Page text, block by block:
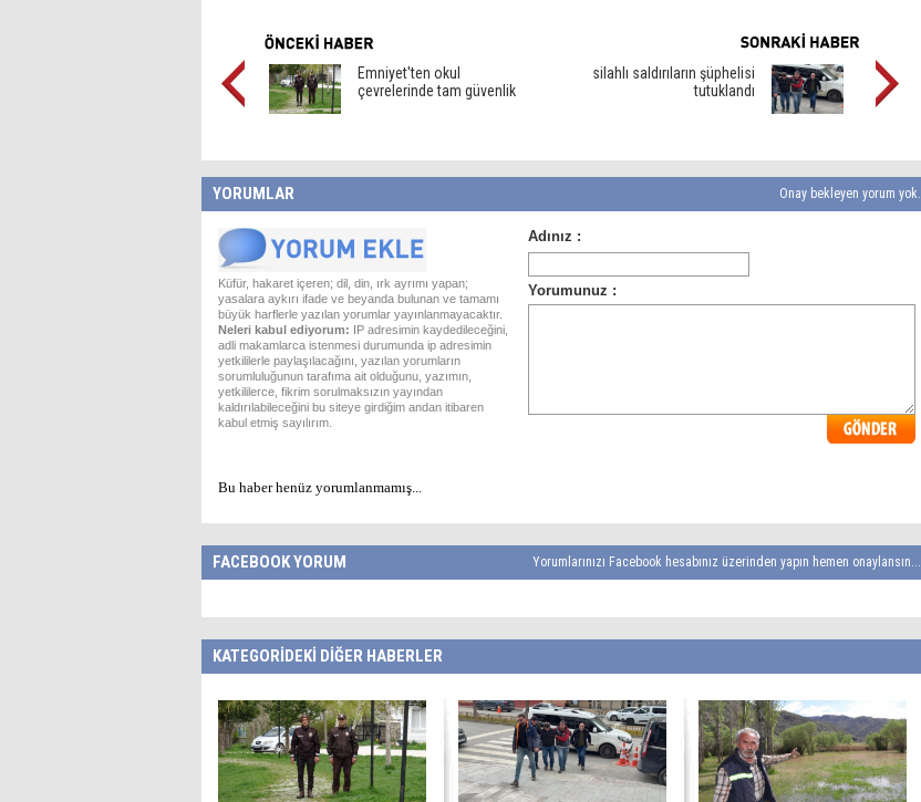
Emniyet'ten okul
çevrelerinde tam güvenlik
silahlı saldırıların şüphelisi
tutuklandı
YORUMLAR Onay bekleyen yorum yok.
Küfür, hakaret içeren; dil, din, ırk ayrımı yapan;
yasalara aykırı ifade ve beyanda bulunan ve tamamı
büyük harflerle yazılan yorumlar yayınlanmayacaktır.
Neleri kabul ediyorum: IP adresimin kaydedileceğini,
adli makamlarca istenmesi durumunda ip adresimin
yetkililerle paylaşılacağını, yazılan yorumların
sorumluluğunun tarafıma ait olduğunu, yazımın,
yetkililerce, fikrim sorulmaksızın yayından
kaldırılabileceğini bu siteye girdiğim andan itibaren
kabul etmiş sayılırım.
Bu haber henüz yorumlanmamış...
FACEBOOK YORUM Yorumlarınızı Facebook hesabınız üzerinden yapın hemen onaylansın...
KATEGORİDEKİ DİĞER HABERLER